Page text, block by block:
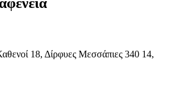
18, Δίρφυες Μεσσάπιες 340 14,